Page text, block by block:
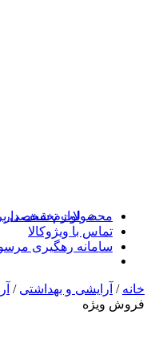
لوازم شخصی
محصولات تخفیف دار
تماس با ویژوکالا
سامانه رهگیری
خانه / آرایشی و بهداشتی /
فروش ویژه